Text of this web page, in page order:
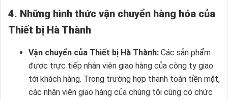
4. Những hình thức vận chuyển hàng hóa của
Thiết bị Hà Thành
Vận chuyển của Thiết bị Hà Thành: Các sản phẩm
được trực tiếp nhân viên giao hàng của công ty giao
tới khách hàng. Trong trường hợp thanh toán tiền mặt,
các nhân viên giao hàng của chúng tôi cũng có chức